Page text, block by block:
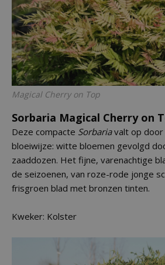
Magical Cherry on Top
Sorbaria Magical Cherry on
Deze compacte Sorbariavalt op door
bloeiwijze: witte bloemen gevolgd
zaaddozen. Het fijne, varenachtige
de seizoenen, van roze-rode jonge
frisgroen blad met bronzen tinten.
Kweker: Kolster